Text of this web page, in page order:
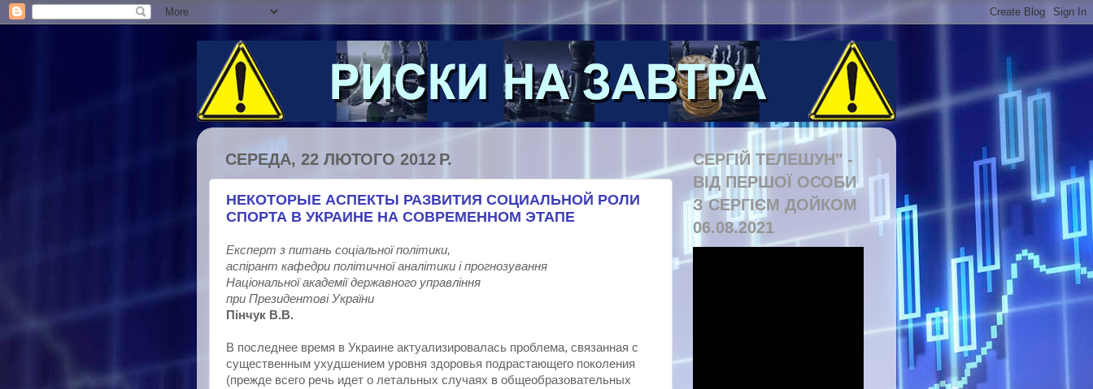
СЕРЕДА, 22 ЛЮТОГО 2012 Р.
НЕКОТОРЫЕ АСПЕКТЫ РАЗВИТИЯ СОЦИАЛЬНОЙ РОЛИ
СПОРТА В УКРАИНЕ НА СОВРЕМЕННОМ ЭТАПЕ
Експерт з питань соціальної політики,
аспірант кафедри політичної аналітики і прогнозування
Національної академії державного управління
при Президентові України
Пінчук В.В.
В последнее время в Украине актуализировалась проблема, связанная с
существенным ухудшением уровня здоровья подрастающего поколения
(прежде всего речь идет о летальных случаях в общеобразовательных
СЕРГІЙ ТЕЛЕШУН" -
ВІД ПЕРШОЇ ОСОБИ
З СЕРГІЄМ ДОЙКОМ
06.08.2021